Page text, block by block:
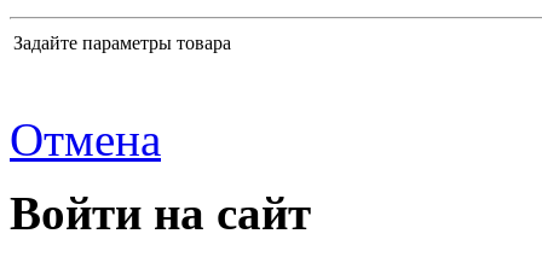
Задайте параметры товара
Отмена
Войти на сайт